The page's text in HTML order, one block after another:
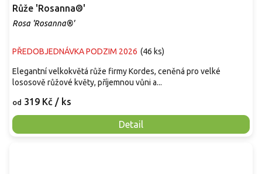
Růže 'Rosanna®'
Rosa 'Rosanna®'
PŘEDOBJEDNÁVKA PODZIM 2026 (46 ks)
od 319 Kč / ks
Detail
Elegantní velkokvětá růže firmy Kordes, ceněná pro velké
lososově růžové květy, příjemnou vůni a...